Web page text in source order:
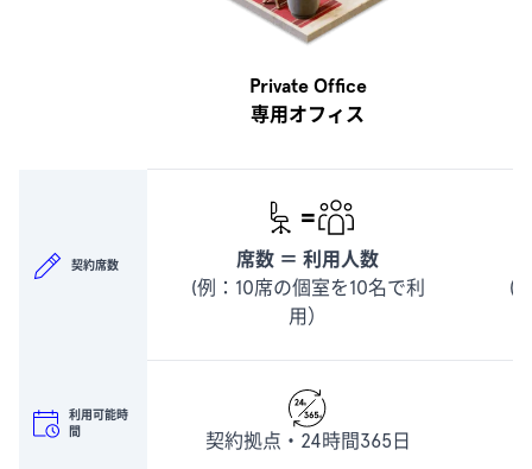
Private Office
専用オフィス
契約席数
=
席数 ＝ 利用人数
(例：10席の個室を10名で利
用）
(
利用可能時
間
契約拠点・24時間365日